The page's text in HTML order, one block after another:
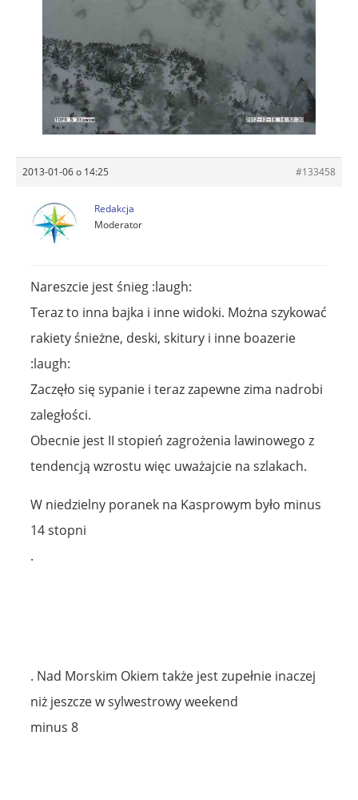
2013-01-06 o 14:25 #133458
Redakcja
Moderator
Nareszcie jest śnieg :laugh:
Teraz to inna bajka i inne widoki. Można szykować
rakiety śnieżne, deski, skitury i inne boazerie
:laugh:
Zaczęło się sypanie i teraz zapewne zima nadrobi
zaległości.
Obecnie jest II stopień zagrożenia lawinowego z
tendencją wzrostu więc uważajcie na szlakach.
W niedzielny poranek na Kasprowym było minus
14 stopni
.
. Nad Morskim Okiem także jest zupełnie inaczej
niż jeszcze w sylwestrowy weekend
minus 8